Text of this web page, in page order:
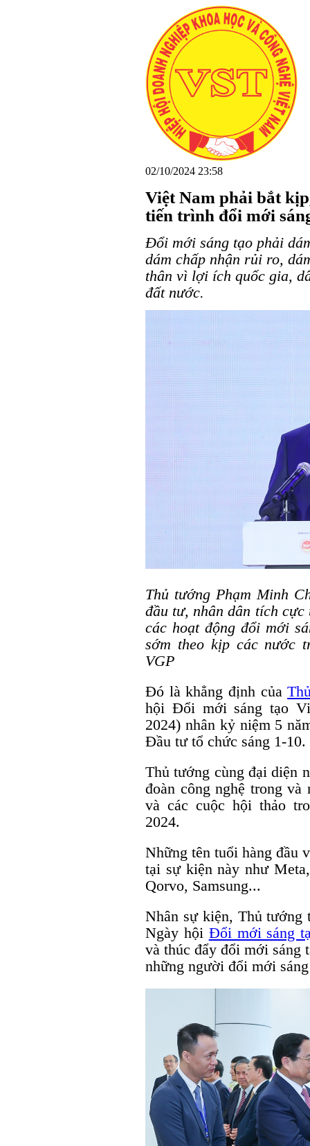
02/10/2024 23:58
Việt Nam phải bắt
tiến trình đổi mới
Đổi mới sáng tạo phải
dám chấp nhận rủi ro,
thân vì lợi ích quốc gia,
đất nước.
Thủ tướng Phạm Minh
đầu tư, nhân dân tích
các hoạt động đổi mới
sớm theo kịp các nước
VGP
Đó là khẳng định của
hội Đổi mới sáng tạo
2024) nhân kỷ niệm 5
Đầu tư tổ chức sáng 1-10.
Thủ tướng cùng đại diện
đoàn công nghệ trong
và các cuộc hội thảo
2024.
Những tên tuổi hàng đầu
tại sự kiện này như
Qorvo, Samsung...
Nhân sự kiện, Thủ tướng
Ngày hội Đổi mới sáng
và thúc đẩy đổi mới sáng
những người đổi mới